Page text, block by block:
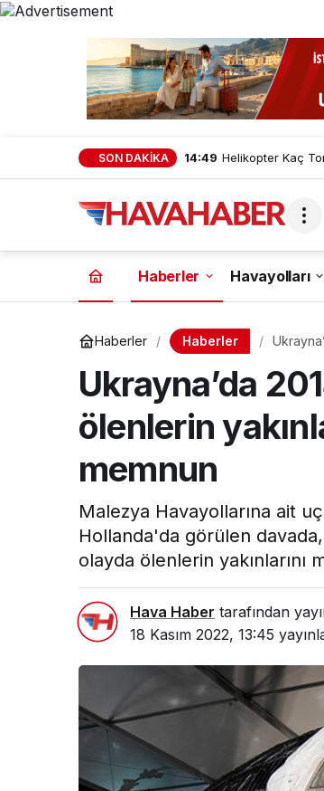
SON DAKİKA 14:49 Helikopter Kaç
Haberler Havayolları
Haberler Haberler
Ukrayna’da
ölenlerin
memnun
Malezya Havayollarına ait
Hollanda'da görülen
olayda ölenlerin yakınlarını
Hava Haber tarafından
18 Kasım 2022, 13:45